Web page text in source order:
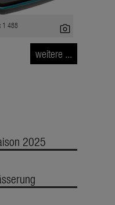
1 488 photo_camera
weitere ...
2025